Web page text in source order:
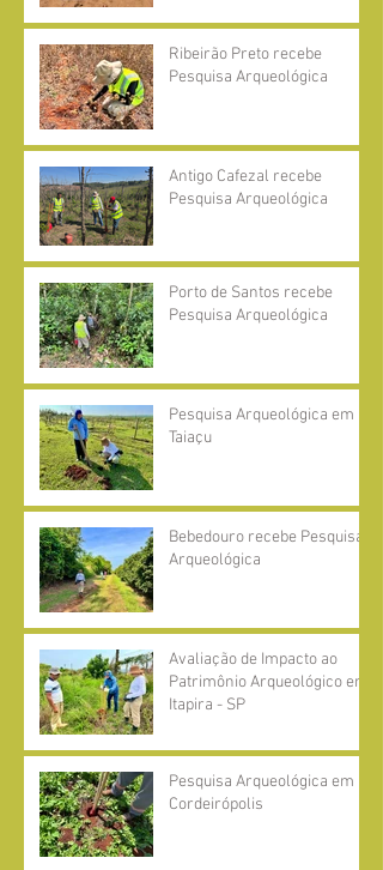
Ribeirão Preto recebe
Pesquisa Arqueológica
Antigo Cafezal recebe
Pesquisa Arqueológica
Porto de Santos recebe
Pesquisa Arqueológica
Pesquisa Arqueológica em
Taiaçu
Bebedouro recebe Pesquisa
Arqueológica
Avaliação de Impacto ao
Patrimônio Arqueológico em
Itapira - SP
Pesquisa Arqueológica em
Cordeirópolis